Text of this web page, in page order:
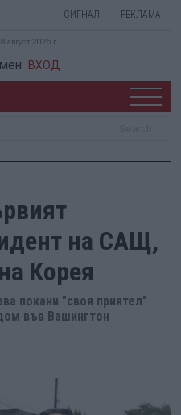
СИГНАЛ РЕКЛАМА
август 2026 г.
ВХОД
на САЩ,
Корея
покани "своя приятел"
във Вашингтон